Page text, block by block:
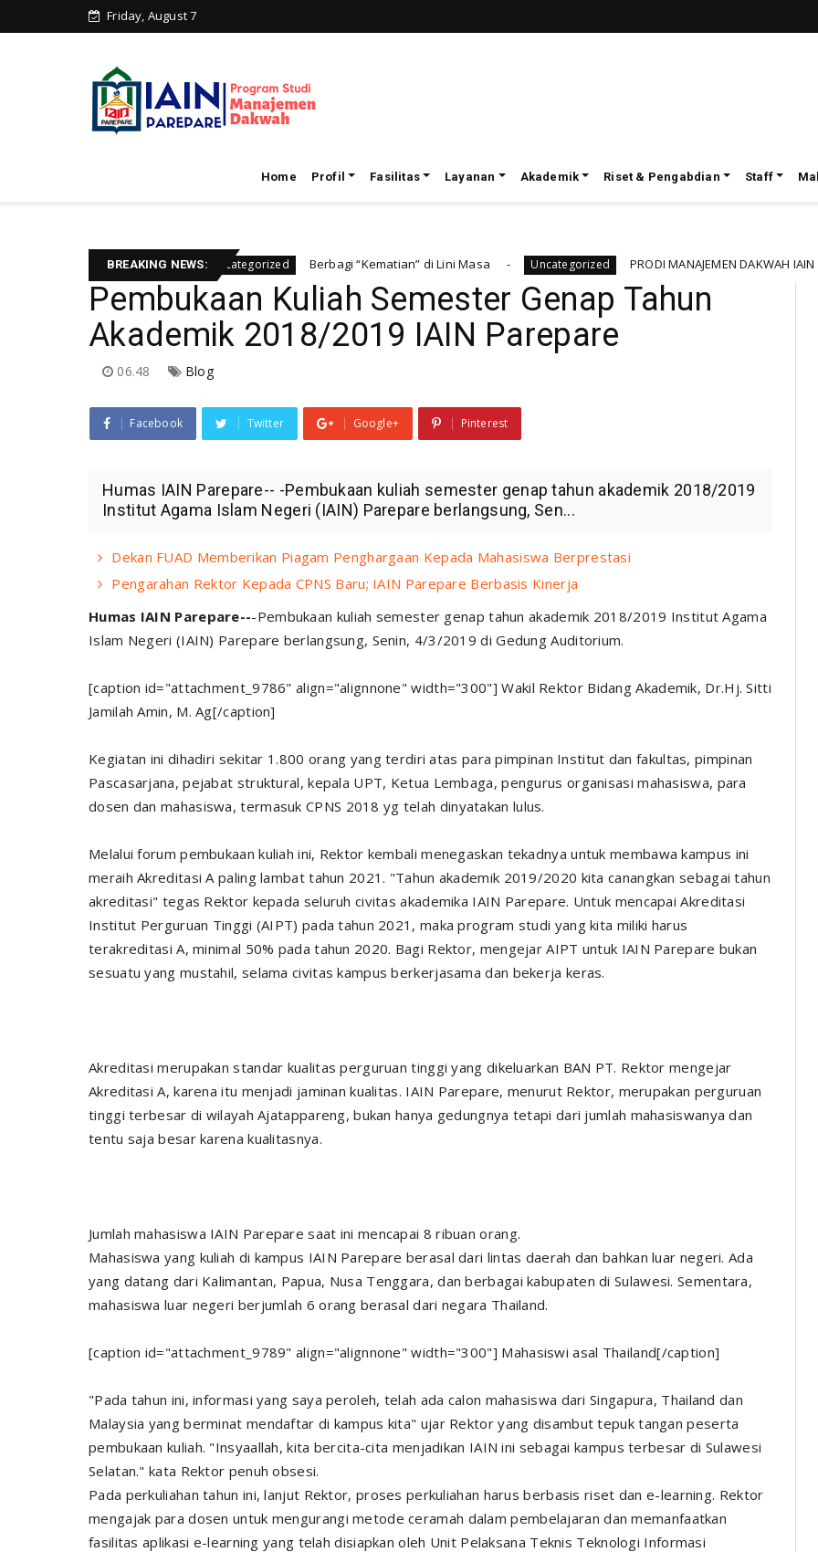
Friday, August 7
Home Profil Fasilitas Layanan Akademik Riset & Pengabdian Staff
BREAKING NEWS:
Uncategorized Berbagi “Kematian” di Lini Masa Uncategorized PRODI MANAJEMEN DAKWAH IAIN PAREPARE
Pembukaan Kuliah Semester Genap Tahun
Akademik 2018/2019 IAIN Parepare
06.48 Blog
Facebook Twitter Google+ Pinterest
Humas IAIN Parepare-- -Pembukaan kuliah semester genap tahun akademik 2018/2019
Institut Agama Islam Negeri (IAIN) Parepare berlangsung, Sen...
Dekan FUAD Memberikan Piagam Penghargaan Kepada Mahasiswa Berprestasi
Pengarahan Rektor Kepada CPNS Baru; IAIN Parepare Berbasis Kinerja
Humas IAIN Parepare---Pembukaan kuliah semester genap tahun akademik 2018/2019 Institut Agama
Islam Negeri (IAIN) Parepare berlangsung, Senin, 4/3/2019 di Gedung Auditorium.
[caption id="attachment_9786" align="alignnone" width="300"] Wakil Rektor Bidang Akademik, Dr.Hj. Sitti
Jamilah Amin, M. Ag[/caption]
Kegiatan ini dihadiri sekitar 1.800 orang yang terdiri atas para pimpinan Institut dan fakultas, pimpinan
Pascasarjana, pejabat struktural, kepala UPT, Ketua Lembaga, pengurus organisasi mahasiswa, para
dosen dan mahasiswa, termasuk CPNS 2018 yg telah dinyatakan lulus.
Melalui forum pembukaan kuliah ini, Rektor kembali menegaskan tekadnya untuk membawa kampus ini
meraih Akreditasi A paling lambat tahun 2021. "Tahun akademik 2019/2020 kita canangkan sebagai tahun
akreditasi" tegas Rektor kepada seluruh civitas akademika IAIN Parepare. Untuk mencapai Akreditasi
Institut Perguruan Tinggi (AIPT) pada tahun 2021, maka program studi yang kita miliki harus
terakreditasi A, minimal 50% pada tahun 2020. Bagi Rektor, mengejar AIPT untuk IAIN Parepare bukan
sesuatu yang mustahil, selama civitas kampus berkerjasama dan bekerja keras.
Akreditasi merupakan standar kualitas perguruan tinggi yang dikeluarkan BAN PT. Rektor mengejar
Akreditasi A, karena itu menjadi jaminan kualitas. IAIN Parepare, menurut Rektor, merupakan perguruan
tinggi terbesar di wilayah Ajatappareng, bukan hanya gedungnya tetapi dari jumlah mahasiswanya dan
tentu saja besar karena kualitasnya.
Jumlah mahasiswa IAIN Parepare saat ini mencapai 8 ribuan orang.
Mahasiswa yang kuliah di kampus IAIN Parepare berasal dari lintas daerah dan bahkan luar negeri. Ada
yang datang dari Kalimantan, Papua, Nusa Tenggara, dan berbagai kabupaten di Sulawesi. Sementara,
mahasiswa luar negeri berjumlah 6 orang berasal dari negara Thailand.
[caption id="attachment_9789" align="alignnone" width="300"] Mahasiswi asal Thailand[/caption]
"Pada tahun ini, informasi yang saya peroleh, telah ada calon mahasiswa dari Singapura, Thailand dan
Malaysia yang berminat mendaftar di kampus kita" ujar Rektor yang disambut tepuk tangan peserta
pembukaan kuliah. "Insyaallah, kita bercita-cita menjadikan IAIN ini sebagai kampus terbesar di Sulawesi
Selatan." kata Rektor penuh obsesi.
Pada perkuliahan tahun ini, lanjut Rektor, proses perkuliahan harus berbasis riset dan e-learning. Rektor
mengajak para dosen untuk mengurangi metode ceramah dalam pembelajaran dan memanfaatkan
fasilitas aplikasi e-learning yang telah disiapkan oleh Unit Pelaksana Teknis Teknologi Informasi